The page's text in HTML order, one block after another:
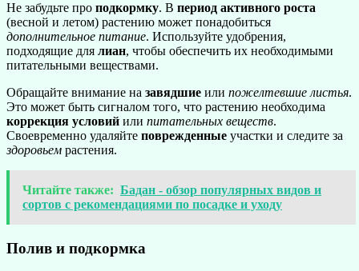
Не забудьте про подкормку. В период активного роста
(весной и летом) растению может понадобиться
дополнительное питание. Используйте удобрения,
подходящие для лиан, чтобы обеспечить их необходимыми
питательными веществами.
Обращайте внимание на завядшие или пожелтевшие листья.
Это может быть сигналом того, что растению необходима
коррекция условий или питательных веществ.
Своевременно удаляйте поврежденные участки и следите за
здоровьем растения.
Читайте также: Бадан - обзор популярных видов и
сортов с рекомендациями по посадке и уходу
Полив и подкормка